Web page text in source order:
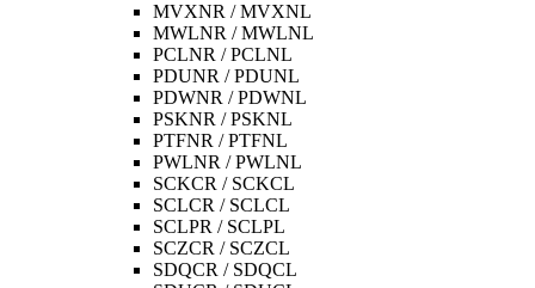
MVXNR / MVXNL
MWLNR / MWLNL
PCLNR / PCLNL
PDUNR / PDUNL
PDWNR / PDWNL
PSKNR / PSKNL
PTFNR / PTFNL
PWLNR / PWLNL
SCKCR / SCKCL
SCLCR / SCLCL
SCLPR / SCLPL
SCZCR / SCZCL
SDQCR / SDQCL